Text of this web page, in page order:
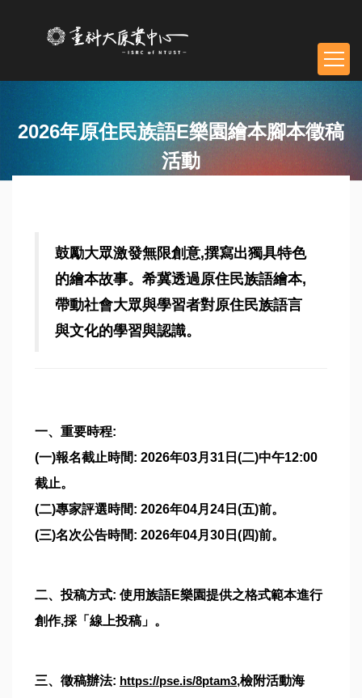
內
容
區
塊2026年原住民族語E樂園繪本腳本徵稿
活動
鼓勵大眾激發無限創意,撰寫出獨具特色
的繪本故事。希冀透過原住民族語繪本,
帶動社會大眾與學習者對原住民族語言
與文化的學習與認識。
一、重要時程:
(一)報名截止時間: 2026年03月31日(二)中午12:00
截止。
(二)專家評選時間: 2026年04月24日(五)前。
(三)名次公告時間: 2026年04月30日(四)前。
二、投稿方式: 使用族語E樂園提供之格式範本進行
創作,採「線上投稿」。
三、徵稿辦法: https://pse.is/8ptam3,檢附活動海